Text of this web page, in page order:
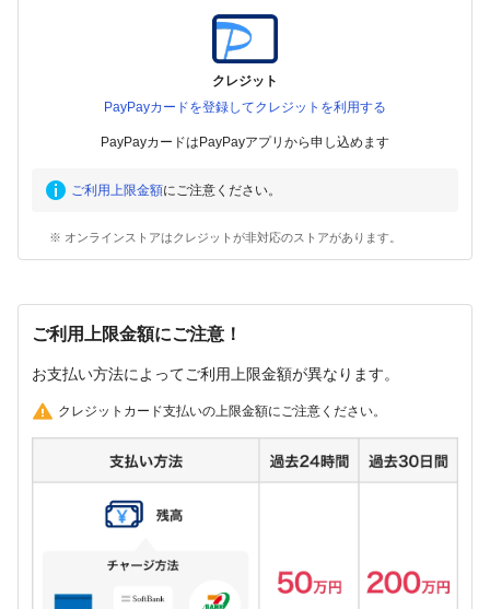
クレジット
PayPayカードを登録してクレジットを利用する
PayPayカードはPayPayアプリから申し込めます
ご利用上限金額にご注意ください。
※ オンラインストアはクレジットが非対応のストアがあります。
ご利用上限金額にご注意！
お支払い方法によってご利用上限金額が異なります。
クレジットカード支払いの上限金額にご注意ください。